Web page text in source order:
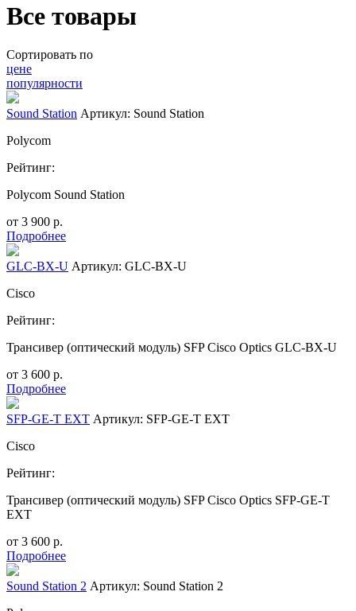
Все товары
Сортировать по
цене
популярности
Sound Station Артикул: Sound Station
Polycom
Рейтинг:
Polycom Sound Station
от 3 900 р.
Подробнее
GLC-BX-U Артикул: GLC-BX-U
Cisco
Рейтинг:
Трансивер (оптический модуль) SFP Cisco Optics GLC-BX-U
от 3 600 р.
Подробнее
SFP-GE-T EXT Артикул: SFP-GE-T EXT
Cisco
Рейтинг:
Трансивер (оптический модуль) SFP Cisco Optics SFP-GE-T
EXT
от 3 600 р.
Подробнее
Sound Station 2 Артикул: Sound Station 2